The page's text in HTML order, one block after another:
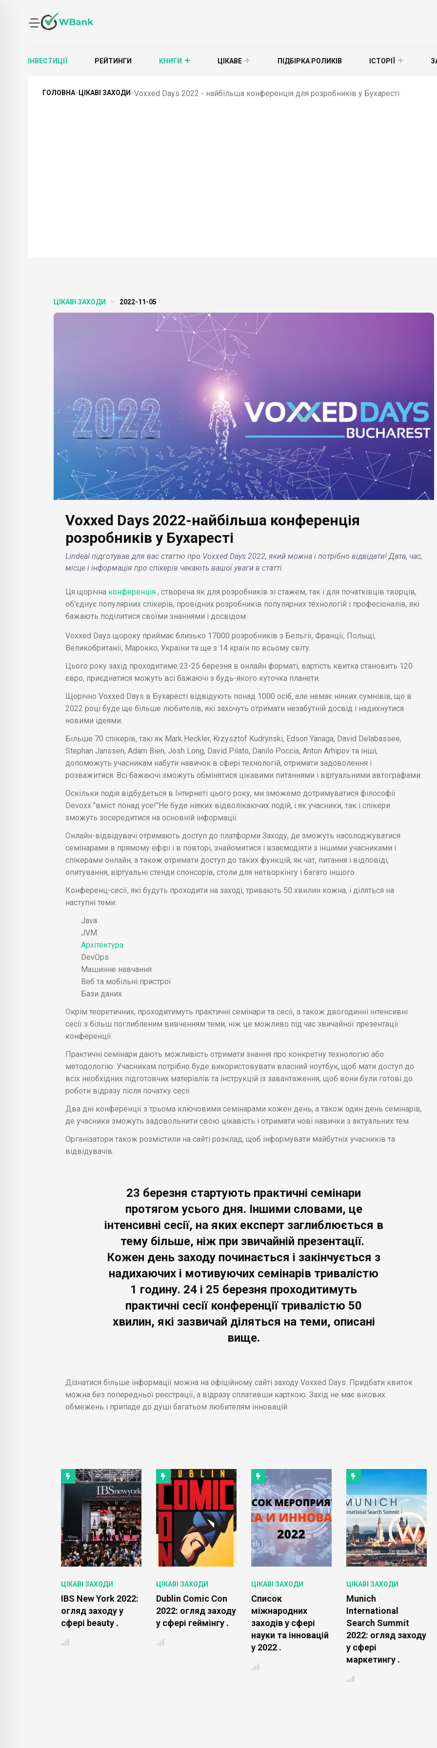
ІНВЕСТИЦІЇ РЕЙТИНГИ КНИГИ ЦІКАВЕ ПІДБІРКА РОЛИКІВ ІСТОРІЇ
ГОЛОВНА ЦІКАВІ ЗАХОДИ Voxxed Days 2022 - найбільша конференція для розробників у Бухаресті .
ЦІКАВІ ЗАХОДИ 2022-11-05
Voxxed Days 2022-найбільша конференція
розробників у Бухаресті
Lindeal підготував для вас статтю про Voxxed Days 2022, який можна і потрібно відвідати! Дата, час,
місце і інформація про спікерів чекають вашої уваги в статті
Ця щорічна конференція , створена як для розробників зі стажем, так і для початківців творців,
об'єднує популярних спікерів, провідних розробників популярних технологій і професіоналів, які
бажають поділитися своїми знаннями і досвідом.
Voxxed Days щороку приймає близько 17000 розробників з Бельгії, Франції, Польщі,
Великобританії, Марокко, України та ще з 14 країн по всьому світу.
Цього року захід проходитиме 23-25 березня в онлайн форматі, вартість квитка становить 120
євро, приєднатися можуть всі бажаючі з будь-якого куточка планети.
Щорічно Voxxed Days в Бухаресті відвідують понад 1000 осіб, але немає ніяких сумнівів, що в
2022 році буде ще більше любителів, які захочуть отримати незабутній досвід і надихнутися
новими ідеями.
Більше 70 спікерів, такі як Mark Heckler, Krzysztof Kudrynski, Edson Yanaga, David Delabassee,
Stephan Janssen, Adam Bien, Josh Long, David Pilato, Danilo Poccia, Anton Arhipov та інші,
допоможуть учасникам набути навичок в сфері технологій, отримати задоволення і
розважитися. Всі бажаючі зможуть обмінятися цікавими питаннями і віртуальними автографами.
Оскільки подія відбудеться в Інтернеті цього року, ми зможемо дотримуватися філософії
Devoxx "вміст понад усе!"Не буде ніяких відволікаючих подій, і як учасники, так і спікери
зможуть зосередитися на основній інформації.
Онлайн-відвідувачі отримають доступ до платформи Заходу, де зможуть насолоджуватися
семінарами в прямому ефірі і в повторі, знайомитися і взаємодіяти з іншими учасниками і
спікерами онлайн, а також отримати доступ до таких функцій, як чат, питання і відповіді,
опитування, віртуальні стенди спонсорів, столи для нетворкінгу і багато іншого.
Конференц-сесії, які будуть проходити на заході, тривають 50 хвилин кожна, і діляться на
наступні теми:
Java
JVM
Архітектура
DevOps
Машинне навчання
Веб та мобільні пристрої
Бази даних
Окрім теоретичних, проходитимуть практичні семінари та сесії, а також двогодинні інтенсивні
сесії з більш поглибленим вивченням теми, ніж це можливо під час звичайної презентації
конференції.
Практичні семінари дають можливість отримати знання про конкретну технологію або
методологію. Учасникам потрібно буде використовувати власний ноутбук, щоб мати доступ до
всіх необхідних підготовчих матеріалів та інструкцій із завантаження, щоб вони були готові до
роботи відразу після початку сесії.
Два дні конференції з трьома ключовими семінарами кожен день, а також один день семінарів,
де учасники зможуть задовольнити свою цікавість і отримати нові навички з актуальних тем.
Організатори також розмістили на сайті розклад, щоб інформувати майбутніх учасників та
відвідувачів.
23 березня стартують практичні семінари
протягом усього дня. Іншими словами, це
інтенсивні сесії, на яких експерт заглиблюється в
тему більше, ніж при звичайній презентації.
Кожен день заходу починається і закінчується з
надихаючих і мотивуючих семінарів тривалістю
1 годину. 24 і 25 березня проходитимуть
практичні сесії конференції тривалістю 50
хвилин, які зазвичай діляться на теми, описані
вище.
Дізнатися більше інформації можна на офіційному сайті заходу Voxxed Days. Придбати квиток
можна без попередньої реєстрації, а відразу сплативши карткою. Захід не має вікових
обмежень і припаде до душі багатьом любителям інновацій.
ЦІКАВІ ЗАХОДИ
IBS New York 2022:
огляд заходу у
сфері beauty .
ЦІКАВІ ЗАХОДИ
Dublin Comic Con
2022: огляд заходу
у сфері геймінгу .
ЦІКАВІ ЗАХОДИ
Список
міжнародних
заходів у сфері
науки та інновацій
у 2022 .
ЦІКАВІ ЗАХОДИ
Munich
International
Search Summit
2022: огляд заходу
у сфері
маркетингу .
БІЗНЕС НОВИНИ
Xiaomi представила Civi
3: дата анонсу,
характеристики і дизайн
нового смартфона для
БІЗНЕС НОВИНИ
Apple Watch порушують
патенти виробника
AliveCor, проте
покладений заборона
в силу .
БІЗНЕС НОВИНИ
будинок Leonard .